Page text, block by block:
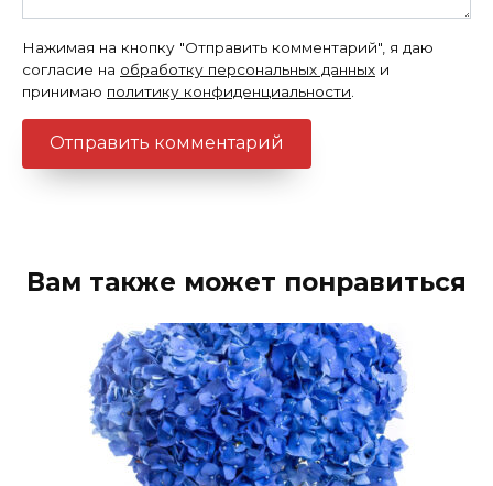
Нажимая на кнопку "Отправить комментарий", я даю
согласие на обработку персональных данных и
принимаю политику конфиденциальности
Вам также может понравиться